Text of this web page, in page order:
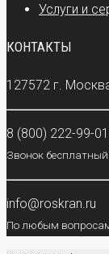
Услуги и
КОНТАКТЫ
127572 г.
8 (800) 222-99-01
Звонок бесплатный
info@roskran.ru
По любым